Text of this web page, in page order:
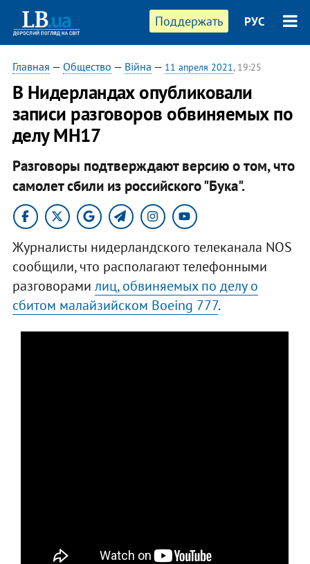
Поддержать РУС
Главная — Общество — Війна — 11 апреля 2021, 19:25
В Нидерландах опубликовали
записи разговоров обвиняемых по
делу MH17
Разговоры подтверждают версию о том, что
самолет сбили из российского "Бука".
Журналисты нидерландского телеканала NOS
сообщили, что располагают телефонными
разговорами лиц, обвиняемых по делу о
сбитом малайзийском Boeing 777.